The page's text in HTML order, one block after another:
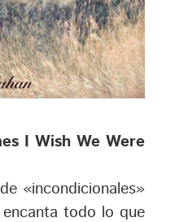
I Wish We Were
«incondicionales»
todo lo que